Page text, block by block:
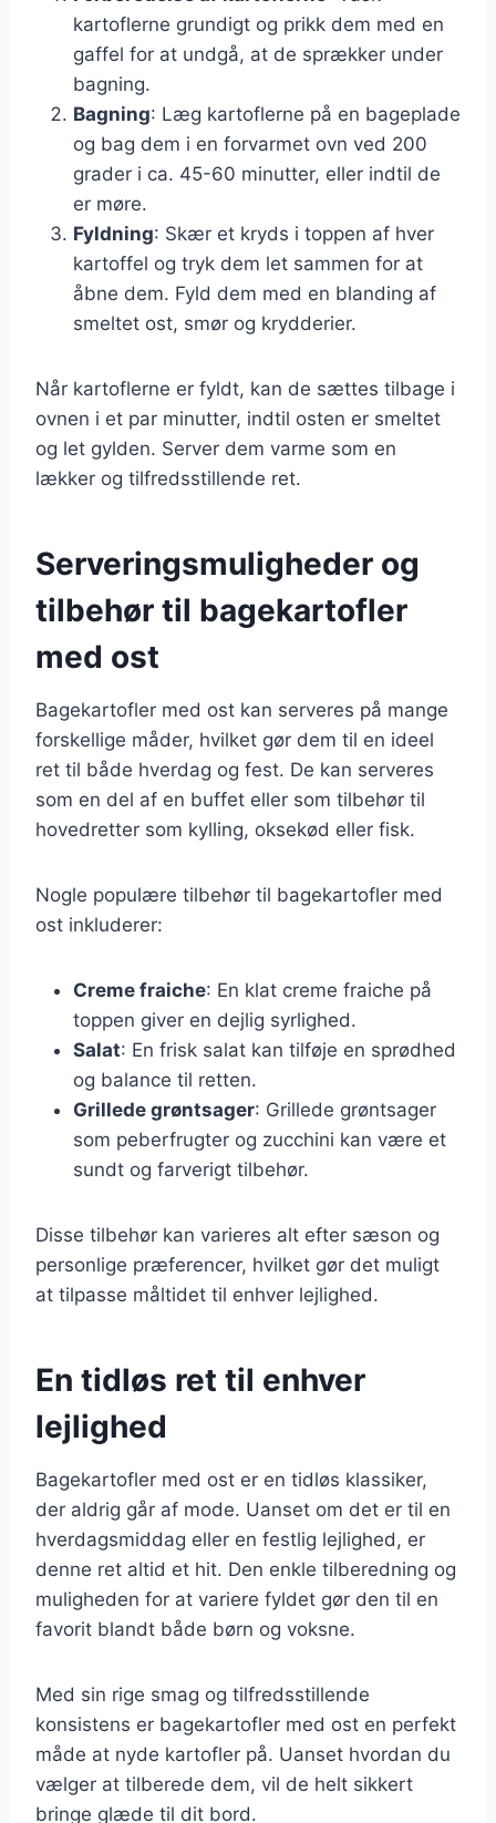
kartoflerne grundigt og prikk dem med en
gaffel for at undgå, at de sprækker under
bagning.
Bagning: Læg kartoflerne på en bageplade
og bag dem i en forvarmet ovn ved 200
grader i ca. 45-60 minutter, eller indtil de
er møre.
Fyldning: Skær et kryds i toppen af hver
kartoffel og tryk dem let sammen for at
åbne dem. Fyld dem med en blanding af
smeltet ost, smør og krydderier.
Når kartoflerne er fyldt, kan de sættes tilbage i
ovnen i et par minutter, indtil osten er smeltet
og let gylden. Server dem varme som en
lækker og tilfredsstillende ret.
Serveringsmuligheder og
tilbehør til bagekartofler
med ost
Bagekartofler med ost kan serveres på mange
forskellige måder, hvilket gør dem til en ideel
ret til både hverdag og fest. De kan serveres
som en del af en buffet eller som tilbehør til
hovedretter som kylling, oksekød eller fisk.
Nogle populære tilbehør til bagekartofler med
ost inkluderer:
Creme fraiche: En klat creme fraiche på
toppen giver en dejlig syrlighed.
Salat: En frisk salat kan tilføje en sprødhed
og balance til retten.
Grillede grøntsager: Grillede grøntsager
som peberfrugter og zucchini kan være et
sundt og farverigt tilbehør.
Disse tilbehør kan varieres alt efter sæson og
personlige præferencer, hvilket gør det muligt
at tilpasse måltidet til enhver lejlighed.
En tidløs ret til enhver
lejlighed
Bagekartofler med ost er en tidløs klassiker,
der aldrig går af mode. Uanset om det er til en
hverdagsmiddag eller en festlig lejlighed, er
denne ret altid et hit. Den enkle tilberedning og
muligheden for at variere fyldet gør den til en
favorit blandt både børn og voksne.
Med sin rige smag og tilfredsstillende
konsistens er bagekartofler med ost en perfekt
måde at nyde kartofler på. Uanset hvordan du
vælger at tilberede dem, vil de helt sikkert
bringe glæde til dit bord.